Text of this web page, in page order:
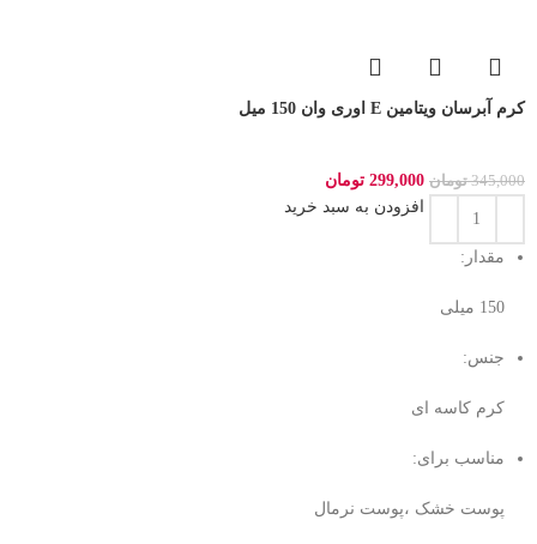
کرم آبرسان ویتامین E اوری وان 150 میل
345,000 تومان 299,000 تومان
افزودن به سبد خرید
مقدار:
150 میلی‌
جنس:
کرم کاسه ای
مناسب برای:
پوست خشک ،پوست نرمال